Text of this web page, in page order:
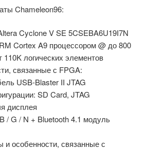
Chameleon96:
Cyclone V SE 5CSEBA6U19I7N
Cortex A9 процессором @ до 800
логических элементов
связанные с FPGA:
USB-Blaster II JTAG
SD Card, JTAG
дисплея
/ G / N + Bluetooth 4.1 модуль
особенности, связанные с